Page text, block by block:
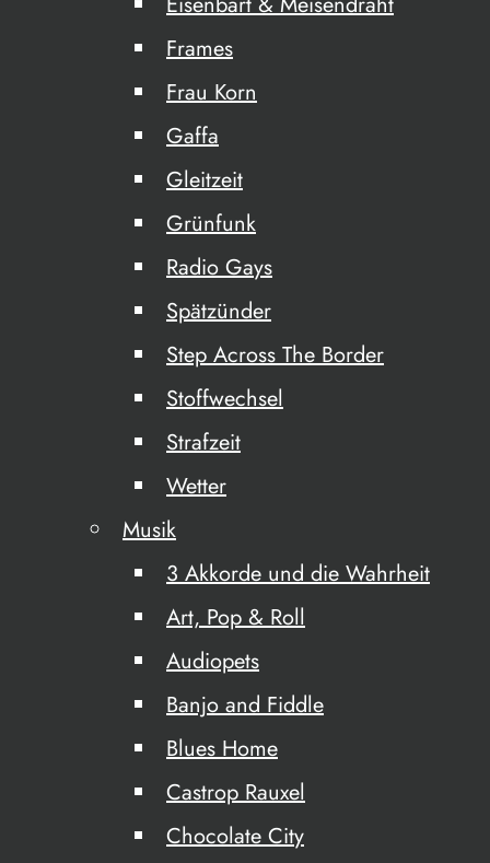
Frames
Frau Korn
Gaffa
Gleitzeit
Grünfunk
Radio Gays
Spätzünder
Step Across The Border
Stoffwechsel
Strafzeit
Wetter
Musik
3 Akkorde und die Wahrheit
Art, Pop & Roll
Audiopets
Banjo and Fiddle
Blues Home
Castrop Rauxel
Chocolate City